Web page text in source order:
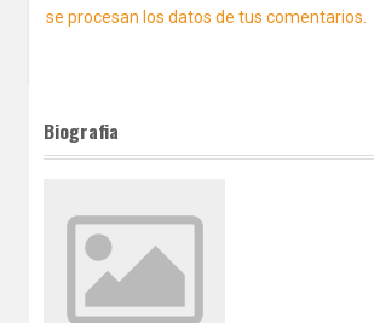
se procesan los datos de tus comentarios.
Biografia